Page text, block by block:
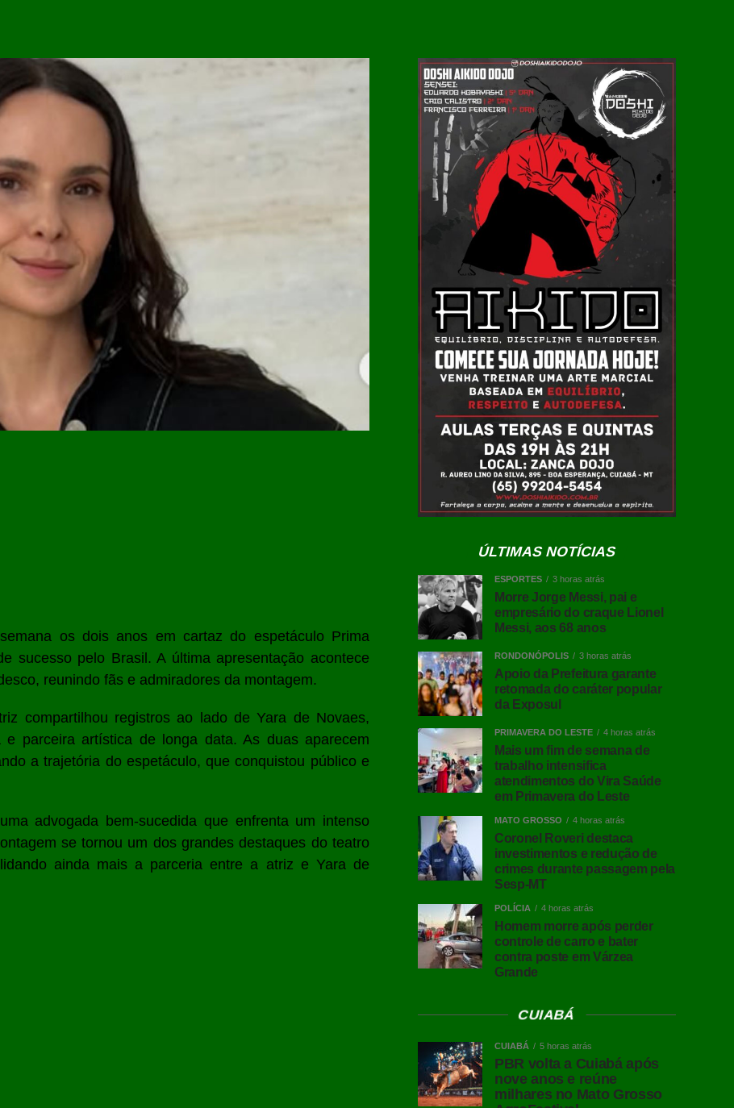
os dois anos em cartaz do espetáculo Prima
sucesso pelo Brasil. A última apresentação acontece
, reunindo fãs e admiradores da montagem.
compartilhou registros ao lado deYara de Novaes,
parceira artística de longa data. As duas aparecem
a trajetória do espetáculo, que conquistou público e
advogada bem-sucedida que enfrenta um intenso
se tornou um dos grandes destaques do teatro
ainda mais a parceria entre a atriz e Yara de
ÚLTIMAS NOTÍCIAS
ESPORTES 3 horas atrás
Morre Jorge Messi, pai e
empresário do craque Lionel
Messi, aos 68 anos
RONDONÓPOLIS 3 horas atrás
Apoio da Prefeitura garante
retomada do caráter popular
da Exposul
PRIMAVERA DO LESTE 4 horas atrás
Mais um fim de semana de
trabalho intensifica
atendimentos do Vira Saúde
em Primavera do Leste
MATO GROSSO 4 horas atrás
Coronel Roveri destaca
investimentos e redução de
crimes durante passagem pela
Sesp-MT
POLÍCIA 4 horas atrás
Homem morre após perder
controle de carro e bater
contra poste em Várzea
Grande
CUIABÁ
CUIABÁ 5 horas atrás
PBR volta a Cuiabá após
nove anos e reúne
milhares no Mato Grosso